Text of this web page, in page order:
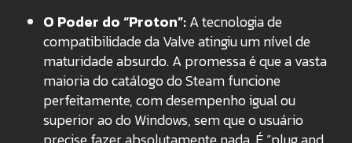
O Poder do “Proton”:A tecnologia de
compatibilidade da Valve atingiu um nível de
maturidade absurdo. A promessa é que a vasta
maioria do catálogo do Steam funcione
perfeitamente, com desempenho igual ou
superior ao do Windows, sem que o usuário